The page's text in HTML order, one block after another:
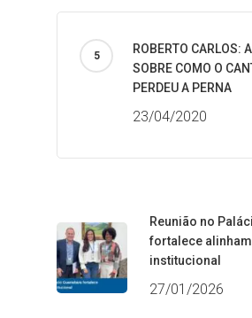
ROBERTO CARLOS:
SOBRE COMO O
PERDEU A PERNA
23/04/2020
Reunião no
fortalece
institucional
27/01/2026